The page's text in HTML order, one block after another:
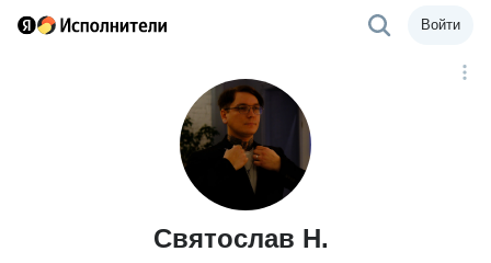
Войти
Святослав Н.